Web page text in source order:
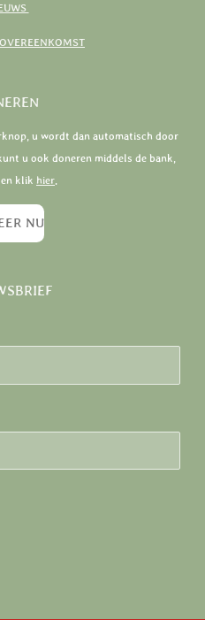
u wordt dan automatisch door
u ook doneren middels de bank,
klik hier
NU